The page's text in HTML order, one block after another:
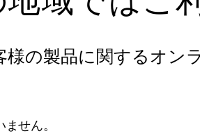
の製品に関するオン
せん。